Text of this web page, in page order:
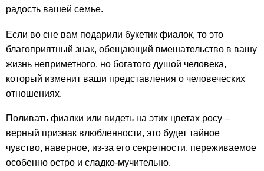
радость вашей семье.
Если во сне вам подарили букетик фиалок, то это
благоприятный знак, обещающий вмешательство в вашу
жизнь неприметного, но богатого душой человека,
который изменит ваши представления о человеческих
отношениях.
Поливать фиалки или видеть на этих цветах росу –
верный признак влюбленности, это будет тайное
чувство, наверное, из-за его секретности, переживаемое
особенно остро и сладко-мучительно.